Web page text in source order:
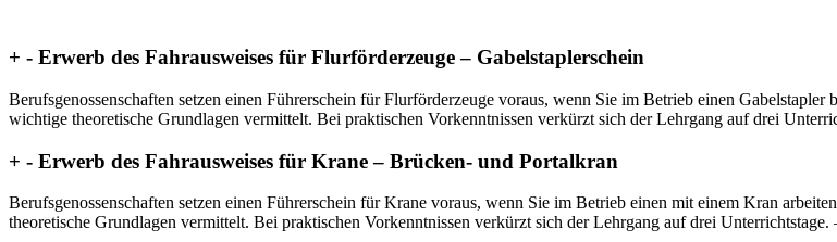
+ - Erwerb des Fahrausweises für Flurförderzeuge – Gabelstaplerschein
Berufsgenossenschaften setzen einen Führerschein für Flurförderzeuge voraus, wenn Sie im Betrieb einen
wichtige theoretische Grundlagen vermittelt. Bei praktischen Vorkenntnissen verkürzt sich der Lehrgang auf drei
+ - Erwerb des Fahrausweises für Krane – Brücken- und Portalkran
Berufsgenossenschaften setzen einen Führerschein für Krane voraus, wenn Sie im Betrieb einen mit einem Kran
theoretische Grundlagen vermittelt. Bei praktischen Vorkenntnissen verkürzt sich der Lehrgang auf drei Unterrichtstage.